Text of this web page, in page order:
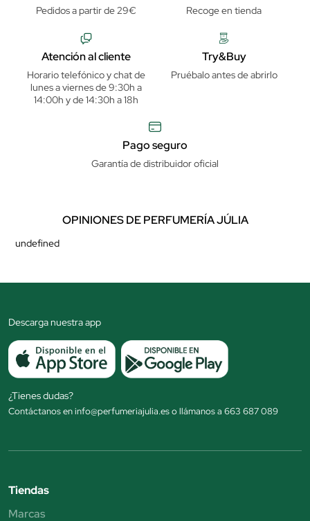
Pedidos a partir de 29€ Recoge en tienda
Atención al cliente
Horario telefónico y chat de
lunes a viernes de 9:30h a
14:00h y de 14:30h a 18h
Try&Buy
Pruébalo antes de abrirlo
Pago seguro
Garantía de distribuidor oficial
OPINIONES DE PERFUMERÍA JÚLIA
undefined
Descarga nuestra app
¿Tienes dudas?
Contáctanos en info@perfumeriajulia.es o llámanos a 663 687 089
Tiendas
Marcas